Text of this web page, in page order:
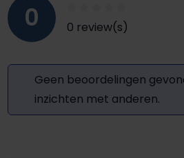
0 0 review(s)
Geen beoordelingen
inzichten met anderen.